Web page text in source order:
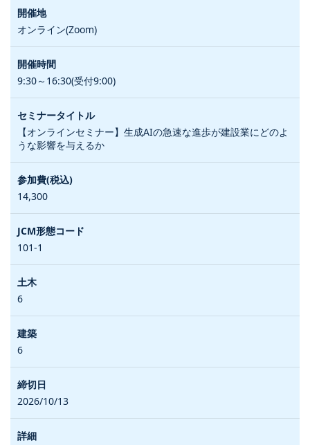
オンライン(Zoom)
9:30～16:30(受付9:00)
【オンラインセミナー】生成AIの急速な進歩が建設業にどのよ
うな影響を与えるか
14,300
101-1
6
6
2026/10/13